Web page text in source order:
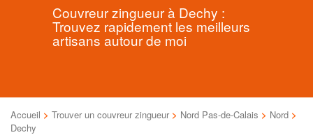
Couvreur zingueur à Dechy :
Trouvez rapidement les meilleurs
artisans autour de moi
Accueil > Trouver un couvreur zingueur > Nord Pas-de-Calais > Nord >
Dechy